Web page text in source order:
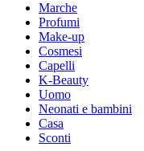
Marche
Profumi
Make-up
Cosmesi
Capelli
K-Beauty
Uomo
Neonati e bambini
Casa
Sconti